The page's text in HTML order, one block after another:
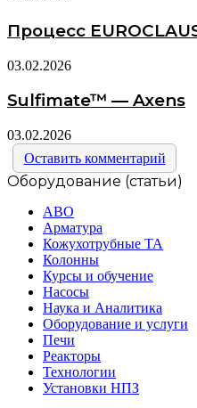
Процесс
03.02.2026
Sulfimate™ — Axens
03.02.2026
Оставить комментарий
Оборудование (статьи)
АВО
Арматура
Кожухотрубные ТА
Колонны
Курсы и обучение
Насосы
Наука и Аналитика
Оборудование и услуги
Печи
Реакторы
Технологии
Установки НПЗ